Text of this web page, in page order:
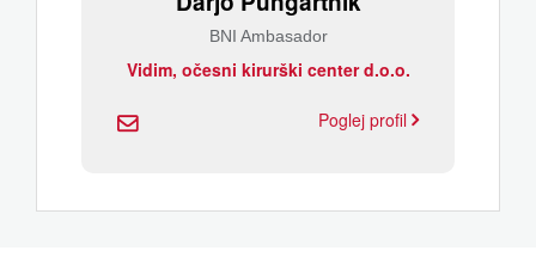
BNI Ambasador
Vidim, očesni kirurški center d.o.o.
Poglej profil